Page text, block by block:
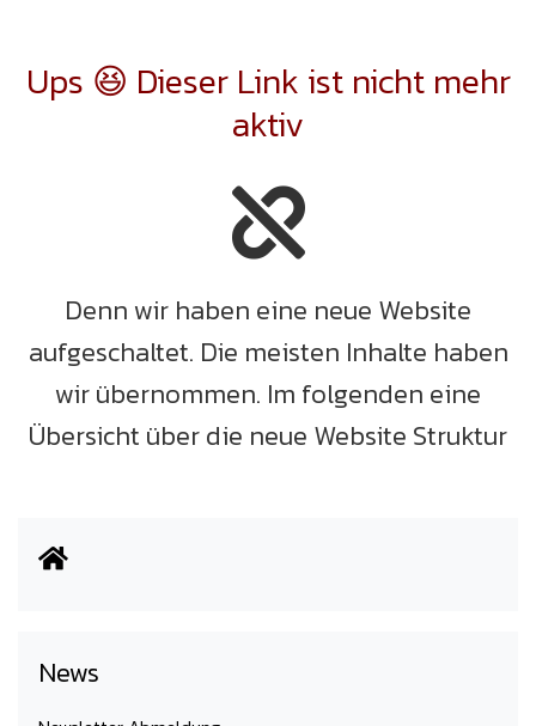
Ups 😆 Dieser Link ist nicht mehr
aktiv
Denn wir haben eine neue Website
aufgeschaltet. Die meisten Inhalte haben
wir übernommen. Im folgenden eine
Übersicht über die neue Website Struktur
News